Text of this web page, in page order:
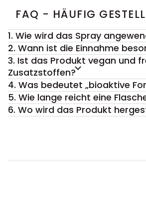
FAQ - HÄUFIG
1. Wie wird das Spray
2. Wann ist die Einnahme
3. Ist das Produkt vegan und
Zusatzstoffen?
4. Was bedeutet „bioaktive
5. Wie lange reicht eine
6. Wo wird das Produkt